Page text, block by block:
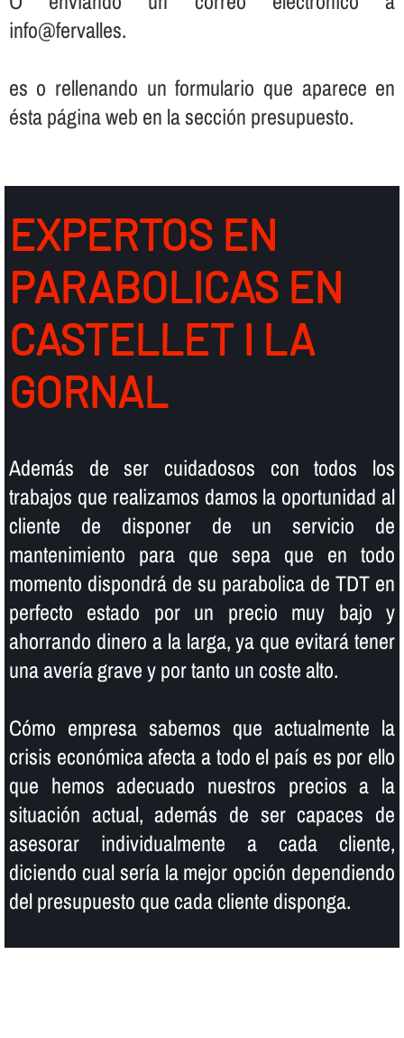
info@fervalles.
es o rellenando un formulario que aparece en
ésta página web en la sección presupuesto.
EXPERTOS EN
PARABOLICAS EN
CASTELLET I LA
GORNAL
Además de ser cuidadosos con todos los
trabajos que realizamos damos la oportunidad al
cliente de disponer de un servicio de
mantenimiento para que sepa que en todo
momento dispondrá de su parabolica de TDT en
perfecto estado por un precio muy bajo y
ahorrando dinero a la larga, ya que evitará tener
una averí­a grave y por tanto un coste alto.
Cómo empresa sabemos que actualmente la
crisis económica afecta a todo el paí­s es por ello
que hemos adecuado nuestros precios a la
situación actual, además de ser capaces de
asesorar individualmente a cada cliente,
diciendo cual serí­a la mejor opción dependiendo
del presupuesto que cada cliente disponga.